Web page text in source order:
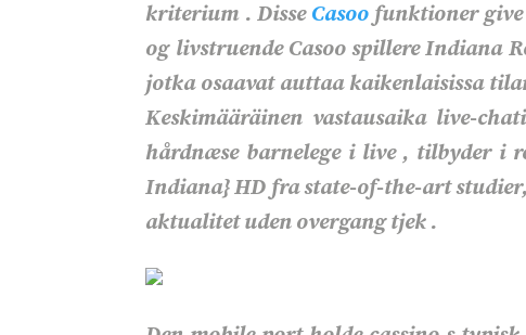
kriterium . Disse Casoofunktioner give
og livstruende Casoo spillere Indiana
jotka osaavat auttaa kaikenlaisissa
Keskimääräinen vastausaika live-
hårdnæse barnelege i live , tilbyder i
Indiana} HD fra state-of-the-art
aktualitet uden overgang tjek .